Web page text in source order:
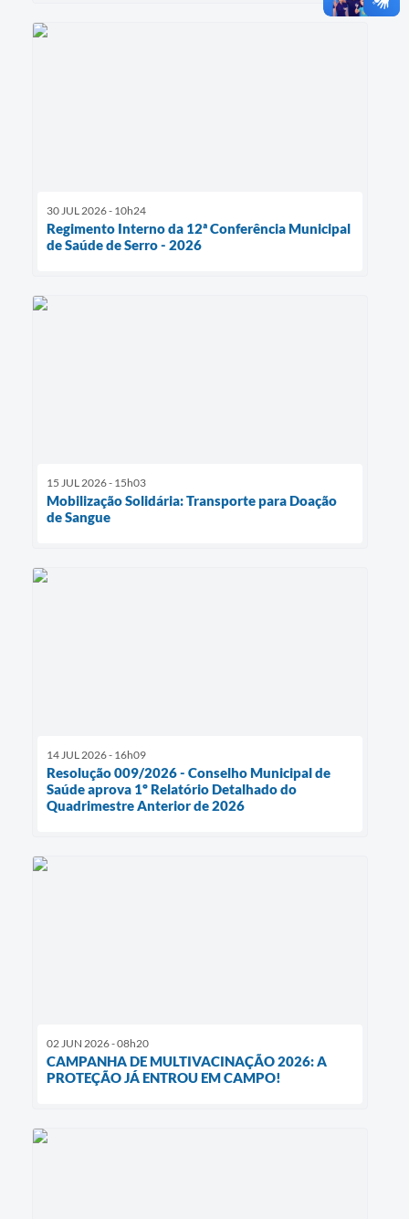
30 JUL 2026 - 10h24
Regimento Interno da 12ª Conferência Municipal
de Saúde de Serro - 2026
15 JUL 2026 - 15h03
Mobilização Solidária: Transporte para Doação
de Sangue
14 JUL 2026 - 16h09
Resolução 009/2026 - Conselho Municipal de
Saúde aprova 1º Relatório Detalhado do
Quadrimestre Anterior de 2026
02 JUN 2026 - 08h20
CAMPANHA DE MULTIVACINAÇÃO 2026: A
PROTEÇÃO JÁ ENTROU EM CAMPO!